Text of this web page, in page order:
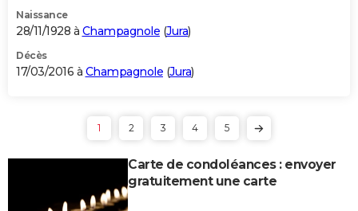
Naissance
28/11/1928 à Champagnole (Jura)
Décès
17/03/2016 à Champagnole (Jura)
1 2 3 4 5
Carte de condoléances : envoyer
gratuitement une carte